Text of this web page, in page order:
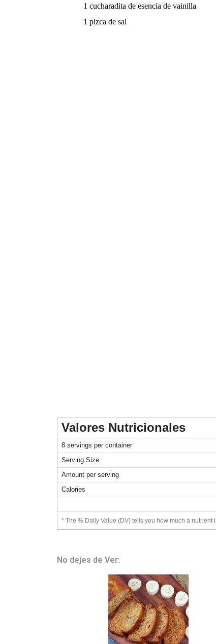
1 cucharadita de esencia de vainilla
1 pizca de sal
Valores Nutricionales
8 servings per container
Serving Size
Amount per serving
Calories
* The % Daily Value (DV) tells you how much a
No dejes de Ver: